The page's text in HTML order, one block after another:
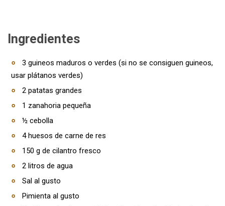
Ingredientes
3 guineos maduros o verdes (si no se consiguen guineos,
usar plátanos verdes)
2 patatas grandes
1 zanahoria pequeña
½ cebolla
4 huesos de carne de res
150 g de cilantro fresco
2 litros de agua
Sal al gusto
Pimienta al gusto